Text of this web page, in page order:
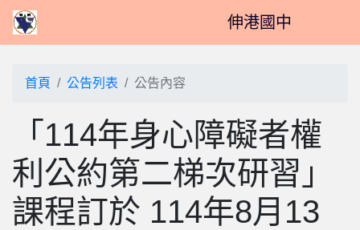
伸港國中
首頁 公告列表 公告內容
「114年身心障礙者權
利公約第二梯次研習」
課程訂於 114年8月13